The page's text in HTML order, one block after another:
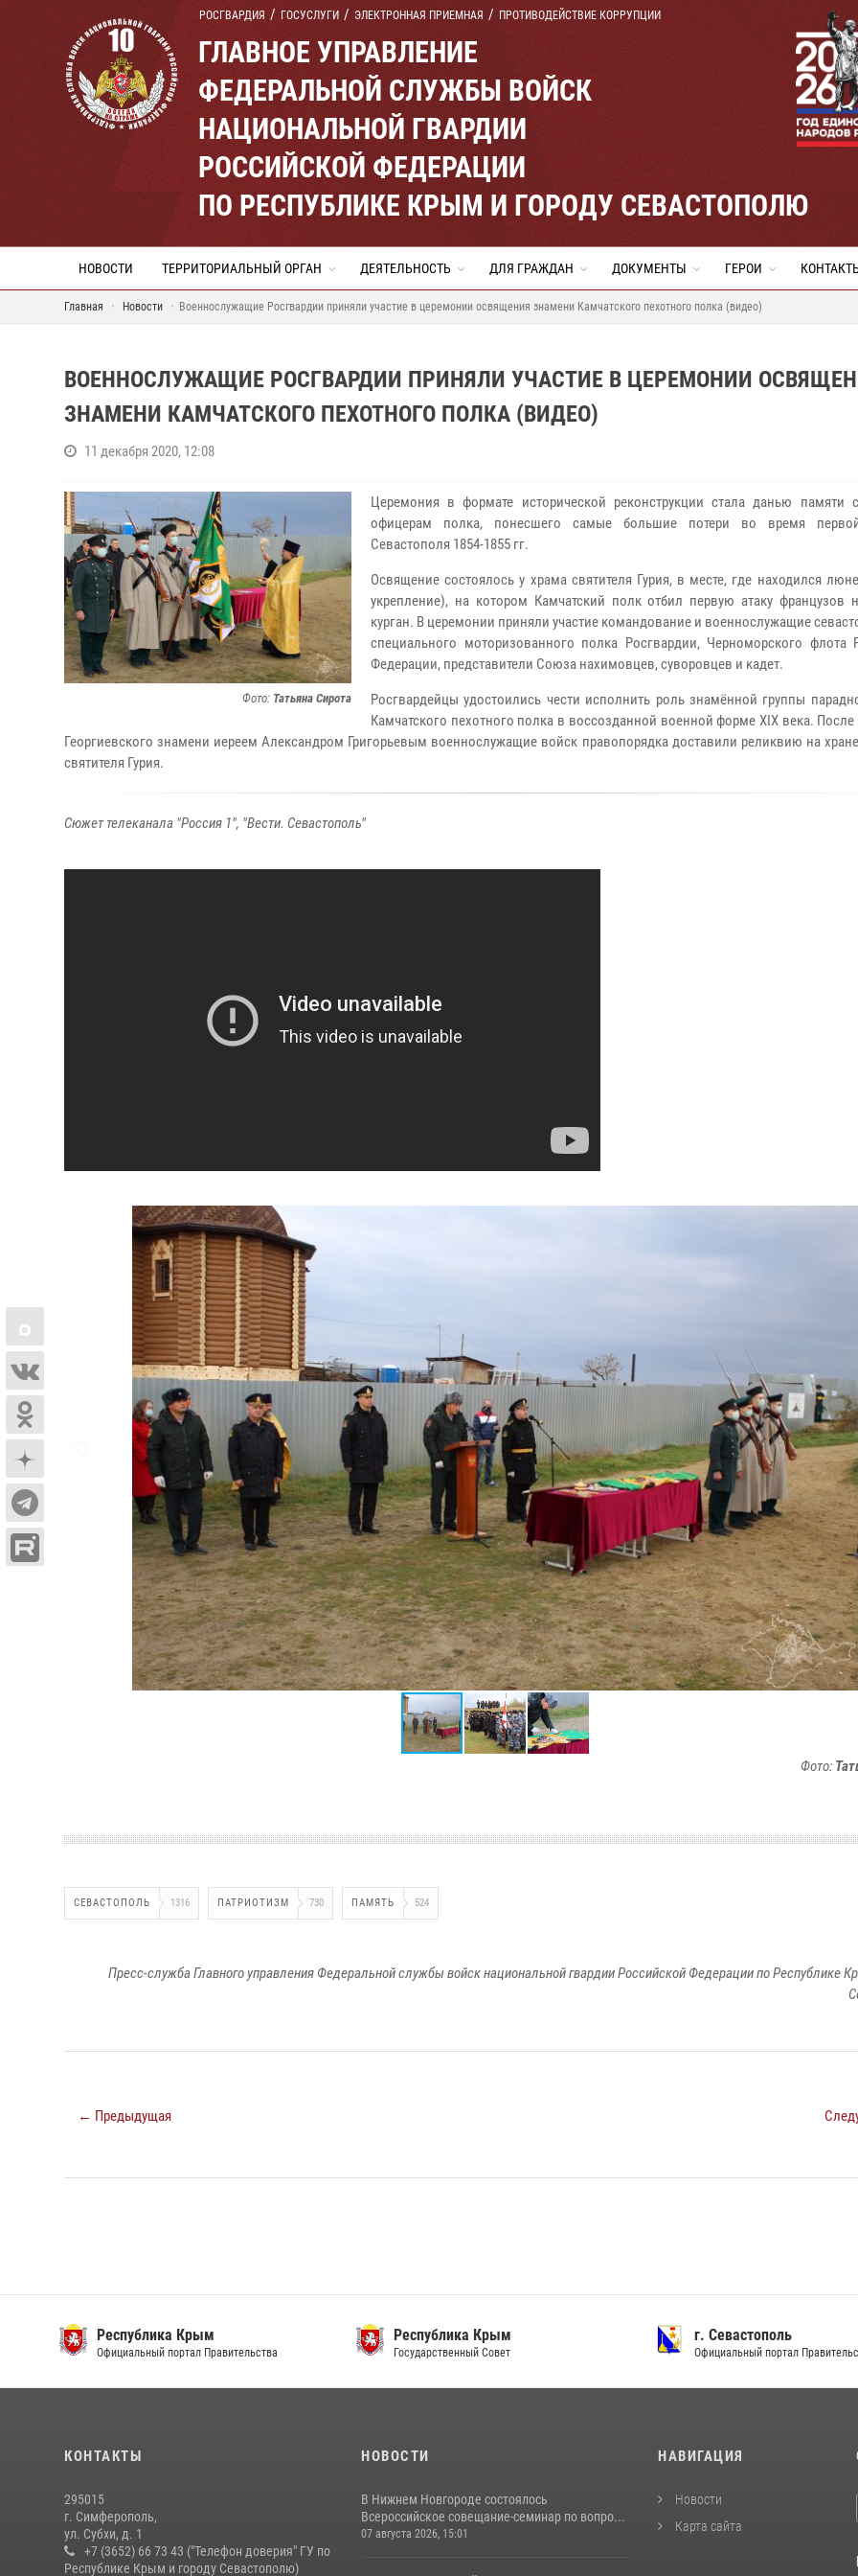
РОСГВАРДИЯ ГОСУСЛУГИ ЭЛЕКТРОННАЯ ПРИЕМНАЯ ПРОТИВОДЕЙСТВИЕ КОРРУПЦИИ
ГЛАВНОЕ УПРАВЛЕНИЕ
ФЕДЕРАЛЬНОЙ СЛУЖБЫ ВОЙСК
НАЦИОНАЛЬНОЙ ГВАРДИИ
РОССИЙСКОЙ ФЕДЕРАЦИИ
ПО РЕСПУБЛИКЕ КРЫМ И ГОРОДУ СЕВАСТОПОЛЮ
НОВОСТИ ТЕРРИТОРИАЛЬНЫЙ ОРГАН ДЕЯТЕЛЬНОСТЬ ДЛЯ ГРАЖДАН ДОКУМЕНТЫ ГЕРОИ
Главная Новости Военнослужащие Росгвардии приняли участие в церемонии освящения знамени Камчатского пехотного полка (видео)
ВОЕННОСЛУЖАЩИЕ РОСГВАРДИИ ПРИНЯЛИ УЧАСТИЕ В ЦЕРЕМОНИИ
ЗНАМЕНИ КАМЧАТСКОГО ПЕХОТНОГО ПОЛКА (ВИДЕО)
11 декабря 2020, 12:08
Фото: Татьяна Сирота
Церемония в формате исторической реконструкции стала данью памяти
офицерам полка, понесшего самые большие потери во время
Севастополя 1854-1855 гг.
Освящение состоялось у храма святителя Гурия, в месте, где находился
укрепление), на котором Камчатский полк отбил первую атаку французов
курган. В церемонии приняли участие командование и военнослужащие
специального моторизованного полка Росгвардии, Черноморского флота
Федерации, представители Союза нахимовцев, суворовцев и кадет.
Росгвардейцы удостоились чести исполнить роль знамённой группы
Камчатского пехотного полка в воссозданной военной форме XIX века.
Георгиевского знамени иереем Александром Григорьевым военнослужащие войск правопорядка доставили реликвию на
святителя Гурия.
Сюжет телеканала "Россия 1", "Вести. Севастополь"
Фото:
СЕВАСТОПОЛЬ 1316 ПАТРИОТИЗМ 730 ПАМЯТЬ 524
Пресс-служба Главного управления Федеральной службы войск национальной гвардии Российской Федерации по Республике
← Предыдущая
Республика Крым
Официальный портал Правительства
Республика Крым
Государственный Совет
г. Севастополь
Официальный портал
КОНТАКТЫ
295015
г. Симферополь,
ул. Субхи, д. 1
+7 (3652) 66 73 43 ("Телефон доверия" ГУ по
Республике Крым и городу Севастополю)
НОВОСТИ
В Нижнем Новгороде состоялось
Всероссийское совещание-семинар по вопро...
07 августа 2026, 15:01
НАВИГАЦИЯ
Новости
Карта сайта